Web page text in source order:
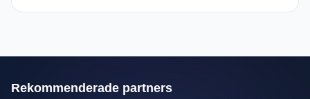
Rekommenderade partners